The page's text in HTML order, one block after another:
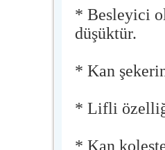
* Besleyici
düşüktür.
* Kan
* Lifli özelliği
* Kan